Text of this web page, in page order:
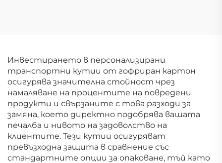
голф
Инвестирането в персонализирани
транспортни кутии от гофриран картон
осигурява значителна стойност чрез
намаляване на процентите на повредени
продукти и свързаните с това разходи за
замяна, което директно подобрява вашата
печалба и нивото на задоволство на
клиентите. Тези кутии осигуряват
превъзходна защита в сравнение със
стандартните опции за опаковане, тъй като